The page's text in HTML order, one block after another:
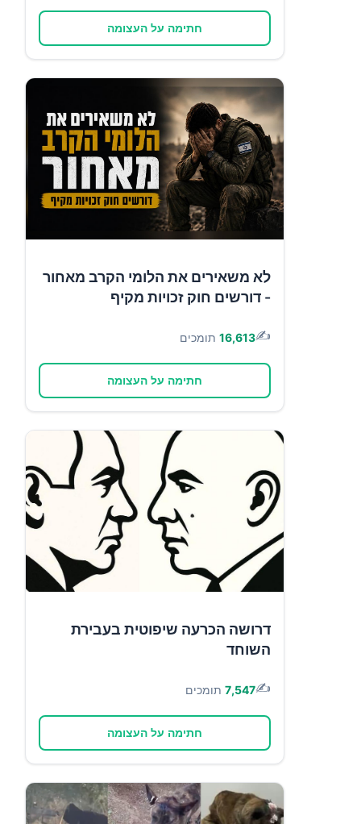
חתימה על העצומה
לא משאירים את הלומי הקרב מאחור
- דורשים חוק זכויות מקיף
✍️
16,613 תומכים
חתימה על העצומה
דרושה הכרעה שיפוטית בעבירת
השוחד
✍️
7,547 תומכים
חתימה על העצומה